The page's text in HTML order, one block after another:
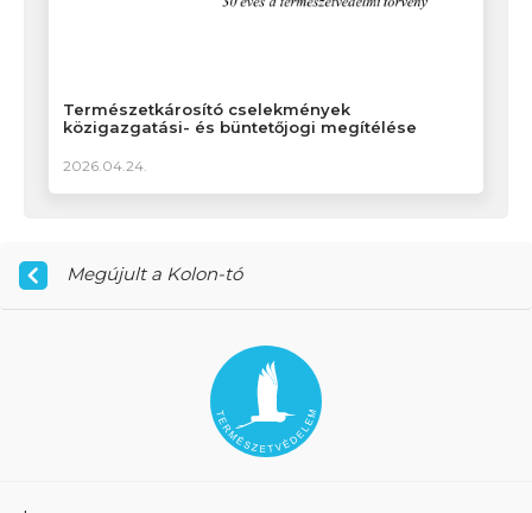
Természetkárosító cselekmények
közigazgatási- és büntetőjogi megítélése
2026.04.24.
Megújult a Kolon-tó